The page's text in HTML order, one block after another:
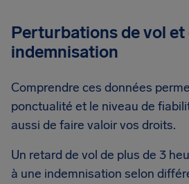
Perturbations de vol et
indemnisation
Comprendre ces données
ponctualité et le niveau de
aussi de faire valoir vos droits.
Un retard de vol de plus de 3
à une indemnisation selon